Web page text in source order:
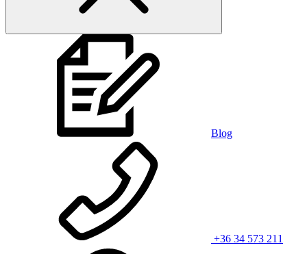
Blog
+36 34 573 211